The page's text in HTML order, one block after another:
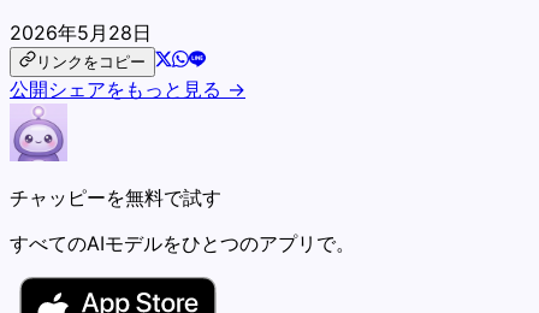
2026年5月28日
リンクをコピー
公開シェアをもっと見る →
チャッピーを無料で試す
すべてのAIモデルをひとつのアプリで。